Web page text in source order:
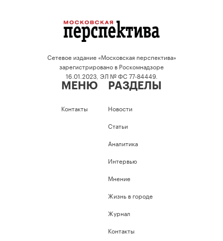
Сетевое издание «Московская перспектива»
зарегистрировано в Роскомнадзоре
16.01.2023, ЭЛ № ФС 77-84449.
МЕНЮ
Контакты
РАЗДЕЛЫ
Новости
Статьи
Аналитика
Интервью
Мнение
Жизнь в городе
Журнал
Контакты